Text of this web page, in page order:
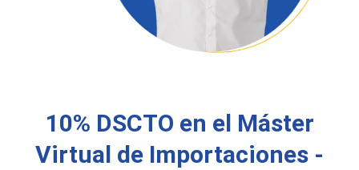
10% DSCTO en el Máster
Virtual de Importaciones -